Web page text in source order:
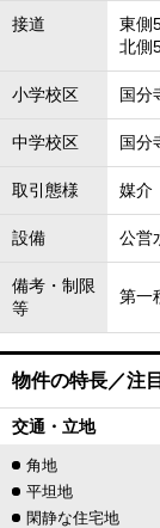
接道
東側
北側
小学校区 国分
中学校区 国分
取引態様 媒介
設備 公営
備考・制限
等
第一
物件の特長／注
交通・立地
角地
平坦地
閑静な住宅地